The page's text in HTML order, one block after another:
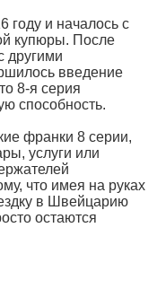
году и началось с
купюры. После
другими
введение
8-я серия
способность.
франки 8 серии,
услуги или
что имея на руках
в Швейцарию
остаются